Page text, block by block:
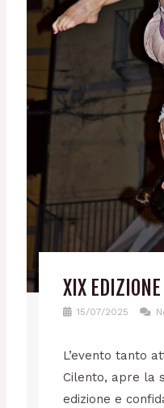
XIX EDIZIONE
15/07/2025
L’evento tanto
Cilento, apre la
edizione e